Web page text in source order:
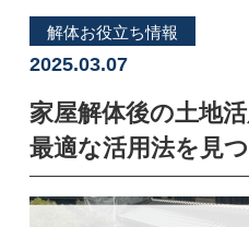
解体お役立ち情報
2025.03.07
家屋解体後の土地
最適な活用法を見つ